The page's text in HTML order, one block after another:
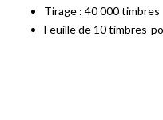
Tirage : 40 000 timbres
Feuille de 10 timbres-